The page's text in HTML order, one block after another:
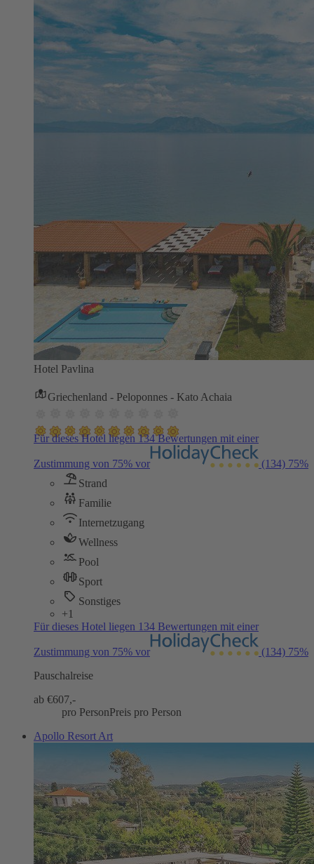
Hotel Pavlina
Griechenland - Peloponnes - Kato Achaia
Für dieses Hotel liegen 134 Bewertungen mit einer
Zustimmung von 75% vor (134) 75%
Strand
Familie
Internetzugang
Wellness
Pool
Sport
Sonstiges
+1
Für dieses Hotel liegen 134 Bewertungen mit einer
Zustimmung von 75% vor (134) 75%
Pauschalreise
ab €607,-
pro PersonPreis pro Person
Apollo Resort Art